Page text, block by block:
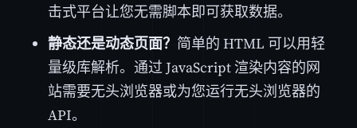
击式平台让您无需脚本即可获取数据。
静态还是动态页面？ 简单的 HTML 可以用轻
量级库解析。通过 JavaScript 渲染内容的网
站需要无头浏览器或为您运行无头浏览器的
API。